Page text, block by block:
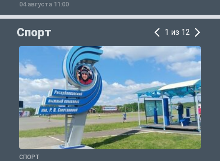
04 августа 11:00
Спорт 1 из 12
СПОРТ